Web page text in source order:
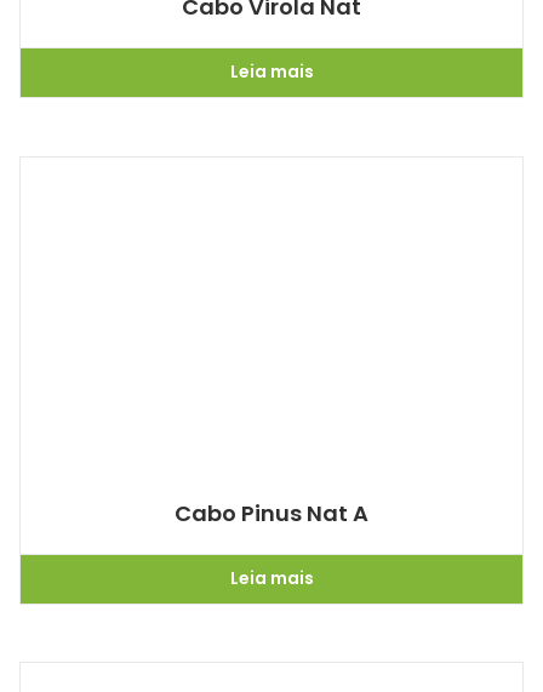
Cabo Virola Nat
Leia mais
Cabo Pinus Nat A
Leia mais